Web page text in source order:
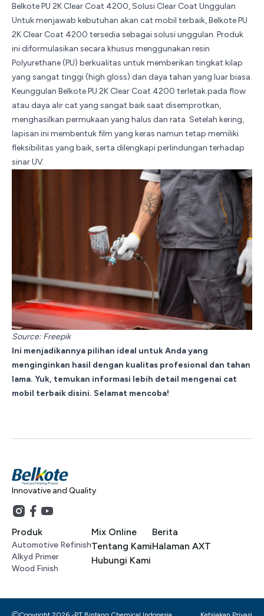
Belkote PU 2K Clear Coat 4200, Solusi Clear Coat Unggulan
Untuk menjawab kebutuhan akan cat mobil terbaik,Belkote PU
2K Clear Coat 4200 tersedia sebagai solusi unggulan. Produk
ini diformulasikan secara khusus menggunakan resin
Polyurethane (PU) berkualitas untuk memberikan tingkat kilap
yang sangat tinggi (high gloss) dan daya tahan yang luar biasa.
Keunggulan Belkote PU 2K Clear Coat 4200 terletak pada flow
atau daya alir cat yang sangat baik saat disemprotkan,
menghasilkan permukaan yang halus dan rata. Setelah kering,
lapisan ini membentuk film yang keras namun tetap memiliki
fleksibilitas yang baik, serta dilengkapi perlindungan terhadap
sinar UV.
Source: Freepik
Ini menjadikannya pilihan ideal untuk Anda yang
menginginkan hasil dengan kualitas profesional dan tahan
lama. Yuk, temukan informasi lebih detail mengenai cat
mobil terbaik disini. Selamat mencoba!
Innovative and Quality
Produk
Automotive Refinish
Alkyd Primer
Wood Finish
Mix Online
Tentang Kami
Hubungi Kami
Berita
Halaman AXT